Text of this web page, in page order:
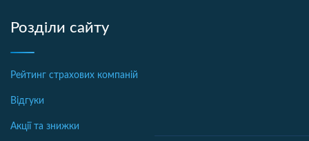
Розділи сайту
Рейтинг страхових компаній
Відгуки
Акції та знижки